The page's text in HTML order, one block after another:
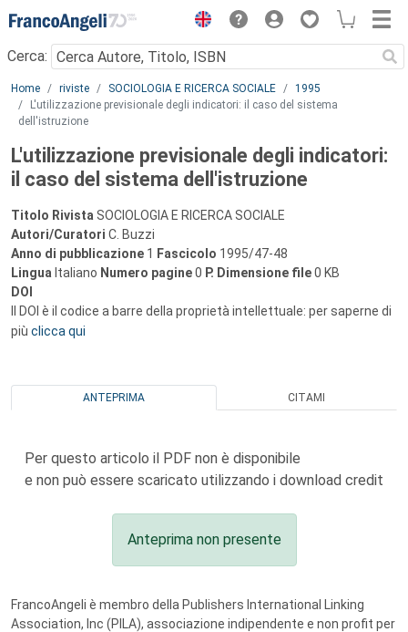
Menu
Cerca:
Main content
Home riviste SOCIOLOGIA E RICERCA SOCIALE
1995
L'utilizzazione previsionale degli indicatori: il caso del sistema
dell'istruzione
L'utilizzazione previsionale degli indicatori:
il caso del sistema dell'istruzione
Titolo Rivista SOCIOLOGIA E RICERCA SOCIALE
Autori/Curatori C. Buzzi
Anno di pubblicazione 1 Fascicolo 1995/47-48
Lingua Italiano Numero pagine0 P. Dimensione file0 KB
DOI
Il DOI è il codice a barre della proprietà intellettuale: per saperne di
più clicca qui
ANTEPRIMA CITAMI
Per questo articolo il PDF non è disponibile
e non può essere scaricato utilizzando i download credit
Anteprima non presente
FrancoAngeli è membro della Publishers International Linking
Association, Inc (PILA), associazione indipendente e non profit per